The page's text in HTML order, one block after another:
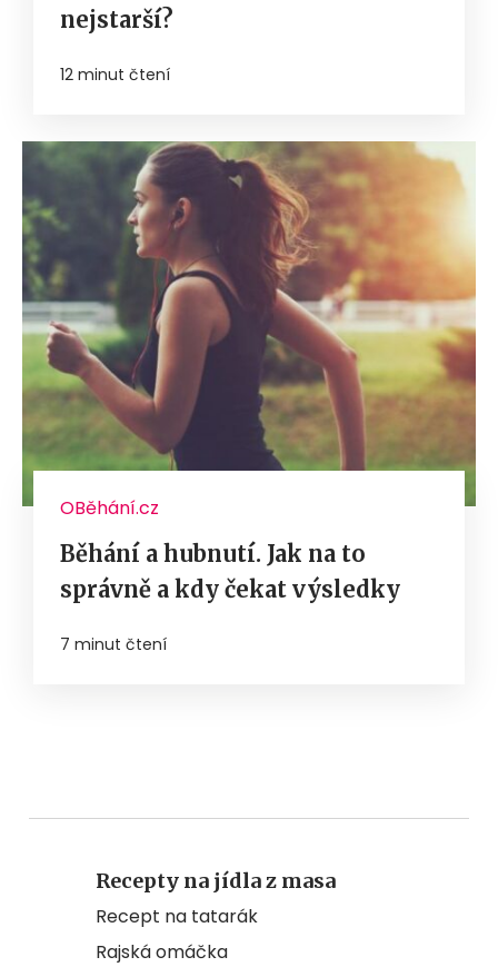
nejstarší?
12 minut čtení
OBěhání.cz
Běhání a hubnutí. Jak na to
správně a kdy čekat výsledky
7 minut čtení
Recepty na jídla z masa
Recept na tatarák
Rajská omáčka